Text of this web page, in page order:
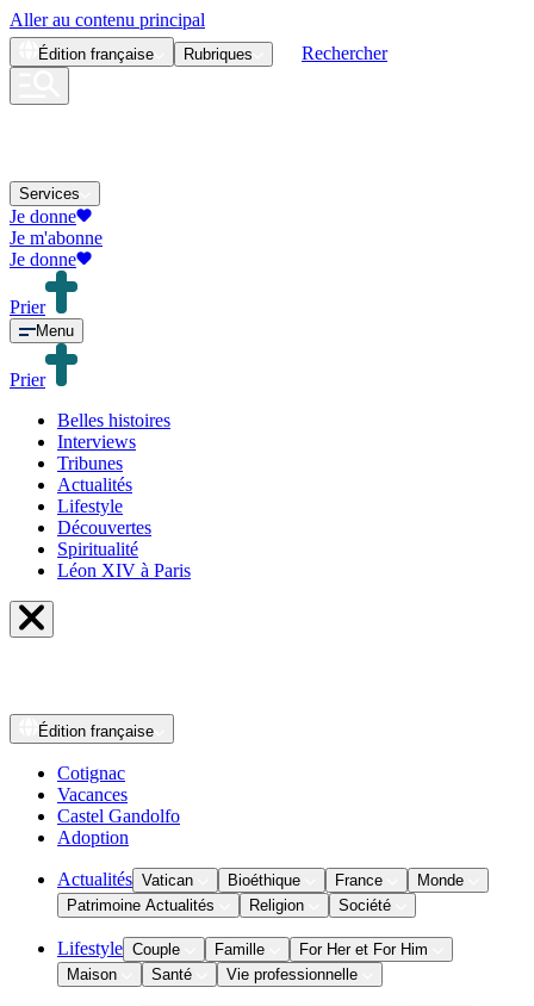
Aller au contenu principal
Édition française Rubriques Rechercher
Services
Je donne
Je m'abonne
Je donne
Prier
Menu
Prier
Belles histoires
Interviews
Tribunes
Actualités
Lifestyle
Découvertes
Spiritualité
Léon XIV à Paris
Édition française
Cotignac
Vacances
Castel Gandolfo
Adoption
Actualités Vatican Bioéthique France
Monde
Patrimoine Actualités
Religion Société
Lifestyle Couple Famille
For Her et For Him
Maison
Santé Vie professionnelle